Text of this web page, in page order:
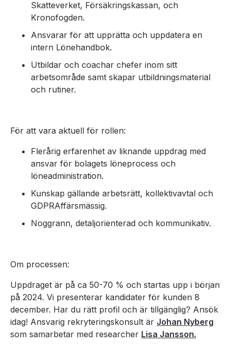
Skatteverket, Försäkringskassan, och
Kronofogden.
Ansvarar för att upprätta och uppdatera en
intern Lönehandbok.
Utbildar och coachar chefer inom sitt
arbetsområde samt skapar utbildningsmaterial
och rutiner.
För att vara aktuell för rollen:
Flerårig erfarenhet av liknande uppdrag med
ansvar för bolagets löneprocess och
löneadministration.
Kunskap gällande arbetsrätt, kollektivavtal och
GDPRAffärsmässig.
Noggrann, detaljorienterad och kommunikativ.
Om processen:
Uppdraget är på ca 50-70 % och startas upp i början
på 2024. Vi presenterar kandidater för kunden 8
december. Har du rätt profil och är tillgänglig? Ansök
idag! Ansvarig rekryteringskonsult är Johan Nyberg
som samarbetar med researcher Lisa Jansson.